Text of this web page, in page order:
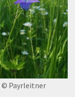
© Payrleitner